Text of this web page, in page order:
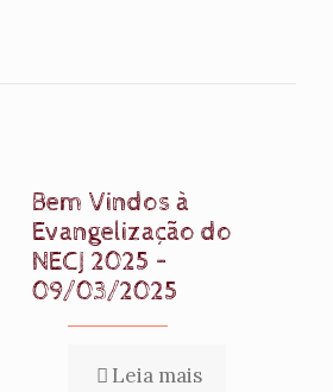
Bem Vindos à
Evangelização do
NECJ 2025 –
09/03/2025
Leia mais